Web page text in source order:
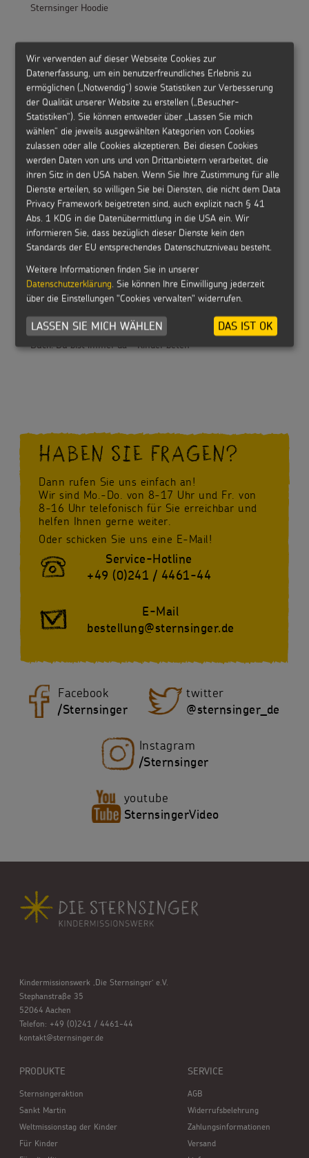
Sternsinger Hoodie
Sternsinger Hoodie Kinder
Bronzeplakette
Buch: Du bist immer da - Kinder beten
HABEN SIE FRAGEN?
Dann rufen Sie uns einfach an!
Wir sind Mo.-Do. von 8-17 Uhr und Fr. von
8-16 Uhr telefonisch für Sie erreichbar und
helfen Ihnen gerne weiter.
Oder schicken Sie uns eine E-Mail!
Service-Hotline
+49 (0)241 / 4461-44
E-Mail
bestellung@sternsinger.de
Facebook
/Sternsinger
twitter
@sternsinger_de
Instagram
/Sternsinger
youtube
SternsingerVideo
Kindermissionswerk ,Die Sternsinger’ e.V.
Stephanstraße 35
52064 Aachen
Telefon: +49 (0)241 / 4461-44
kontakt@sternsinger.de
PRODUKTE
Sternsingeraktion
Sankt Martin
Weltmissionstag der Kinder
Für Kinder
SERVICE
AGB
Widerrufsbelehrung
Zahlungsinformationen
Versand
Wir verwenden auf dieser Webseite Cookies zur
Datenerfassung, um ein benutzerfreundliches Erlebnis zu
ermöglichen („Notwendig“) sowie Statistiken zur Verbesserung
der Qualität unserer Website zu erstellen („Besucher-
Statistiken“). Sie können entweder über „Lassen Sie mich
wählen“ die jeweils ausgewählten Kategorien von Cookies
zulassen oder alle Cookies akzeptieren. Bei diesen Cookies
werden Daten von uns und von Drittanbietern verarbeitet, die
ihren Sitz in den USA haben. Wenn Sie Ihre Zustimmung für alle
Dienste erteilen, so willigen Sie bei Diensten, die nicht dem Data
Privacy Framework beigetreten sind, auch explizit nach § 41
Abs. 1 KDG in die Datenübermittlung in die USA ein. Wir
informieren Sie, dass bezüglich dieser Dienste kein den
Standards der EU entsprechendes Datenschutzniveau besteht.
Weitere Informationen finden Sie in unserer
Datenschutzerklärung. Sie können Ihre Einwilligung jederzeit
über die Einstellungen "Cookies verwalten" widerrufen.
LASSEN SIE MICH WÄHLEN DAS IST OK